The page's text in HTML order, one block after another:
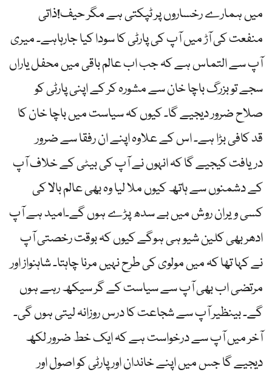
میں ہمارے رخساروں پر ٹپکتی ہے مگر حیف!ذاتی
منفعت کی آڑ میں آپ کی پارٹی کا سودا کیا جارہاہے۔ میری
آپ سے التماس ہے کہ جب اب عالم باقی میں محفل یاراں
سجے تو بزرگ باچا خان سے مشورہ کر کے اپنی پارٹی کو
صلاح ضرور دیجیے گا۔ کیوں کہ سیاست میں باچا خان کا
قد کافی بڑا ہے۔ اس کے علاوہ اپنے ان رفقا سے ضرور
دریافت کیجیے گا کہ انہوں نے آپ کی بیٹی کے خلاف آپ
کے دشمنوں سے ہاتھ کیوں ملا لیا وہ بھی عالم بالا کی
کسی ویران روش میں بے سدھ پڑے ہوں گے۔امید ہے آپ
ادھر بھی کلین شیو ہی ہوگے کیوں کہ بوقت رخصتی آپ
نے کہا تھا کہ میں مولوی کی طرح نہیں مرنا چاہتا۔ شاہنواز اور
مرتضی اب بھی آپ سے سیاست کے گر سیکھ رہے ہوں
گے۔ بینظیر آپ سے شجاعت کا درس روزانہ لیتی ہوں گی۔
آخر میں آپ سے درخواست ہے کہ ایک خط ضرور لکھ
دیجیے گا جس میں اپنے خاندان اور پارٹی کو اصول اور